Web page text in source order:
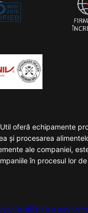
oferă echipamente
și procesarea
ale companiei,
în procesul lor
de utilizare a cookie-